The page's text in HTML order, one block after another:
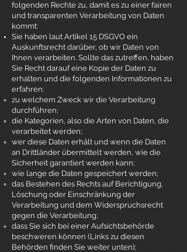
folgenden Rechte zu, damit es zu einer fairen
und transparenten Verarbeitung von Daten
kommt:
Sie haben laut Artikel 15 DSGVO ein
Auskunftsrecht darüber, ob wir Daten von
Ihnen verarbeiten. Sollte das zutreffen, haben
Sie Recht darauf eine Kopie der Daten zu
erhalten und die folgenden Informationen zu
erfahren:
zu welchem Zweck wir die Verarbeitung
durchführen;
die Kategorien, also die Arten von Daten, die
verarbeitet werden;
wer diese Daten erhält und wenn die Daten
an Drittländer übermittelt werden, wie die
Sicherheit garantiert werden kann;
wie lange die Daten gespeichert werden;
das Bestehen des Rechts auf Berichtigung,
Löschung oder Einschränkung der
Verarbeitung und dem Widerspruchsrecht
gegen die Verarbeitung;
dass Sie sich bei einer Aufsichtsbehörde
beschweren können (Links zu diesen
Behörden finden Sie weiter unten);